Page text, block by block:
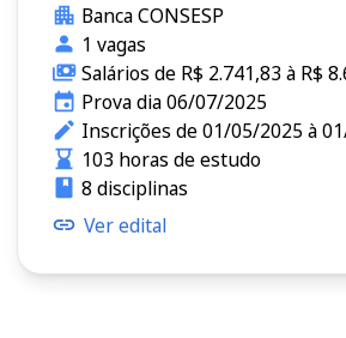
Banca CONSESP
1 vagas
Salários de R$ 2.741,83 à R$
Prova dia 06/07/2025
Inscrições de 01/05/2025 à
103 horas de estudo
8 disciplinas
Ver edital